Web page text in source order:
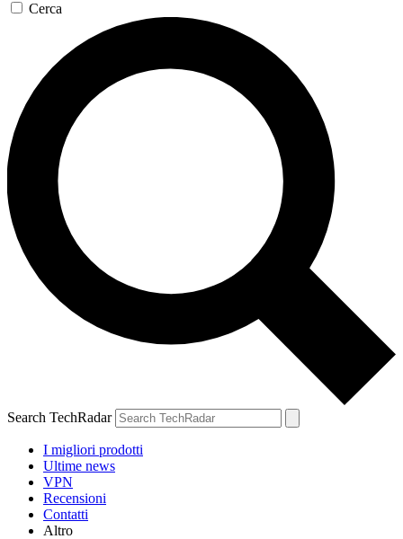
Cerca
Search TechRadar
I migliori prodotti
Ultime news
VPN
Recensioni
Contatti
Altro